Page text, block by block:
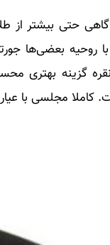
گاهی حتی بیشتر
روحیه بعضی‌ها
گزینه بهتری
کاملا مجلسی با